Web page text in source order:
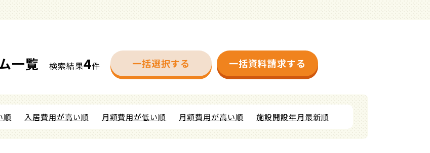
一覧 検索結果4件 一括選択する 一括資料請求する
順 入居費用が高い順 月額費用が低い順 月額費用が高い順 施設開設年月最新順